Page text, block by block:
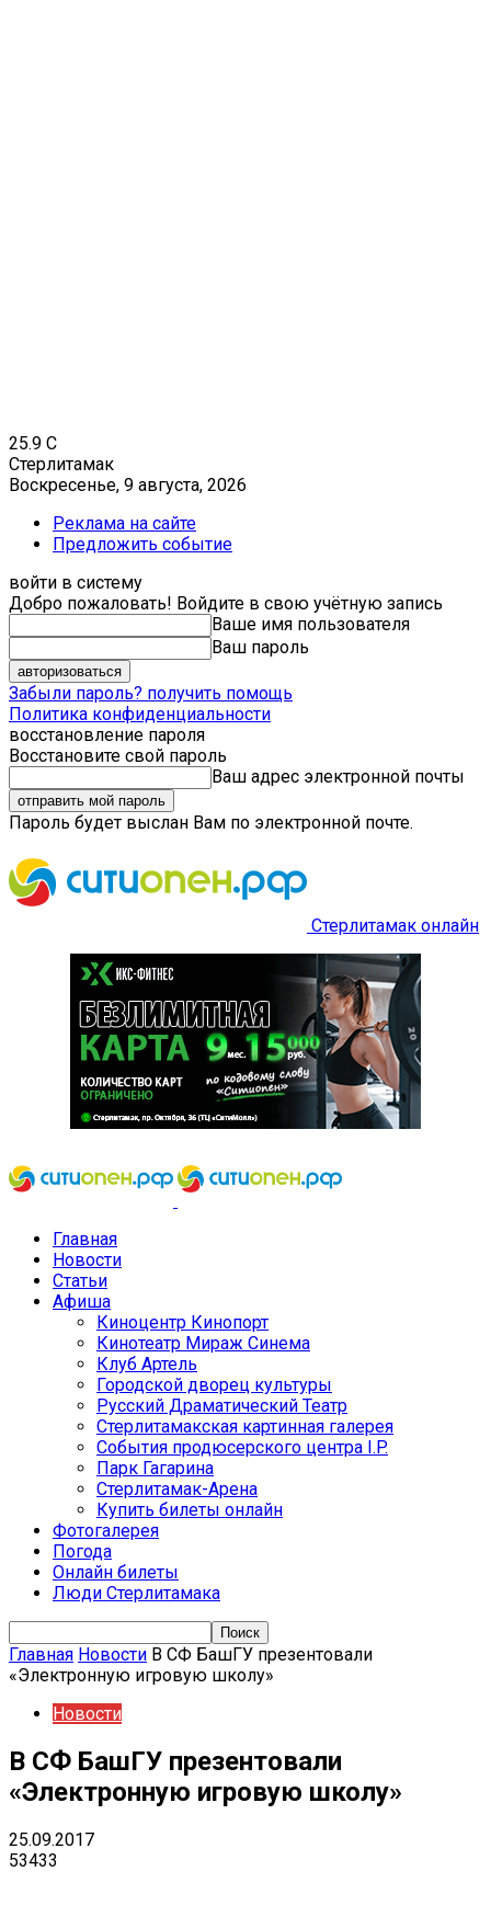
25.9 C
Стерлитамак
Воскресенье, 9 августа, 2026
Реклама на сайте
Предложить событие
войти в систему
Добро пожаловать! Войдите в свою учётную запись
Ваше имя пользователя
Ваш пароль
Забыли пароль? получить помощь
Политика конфиденциальности
восстановление пароля
Восстановите свой пароль
Ваш адрес электронной почты
Пароль будет выслан Вам по электронной почте.
Стерлитамак онлайн
Главная
Новости
Статьи
Афиша
Киноцентр Кинопорт
Кинотеатр Мираж Синема
Клуб Артель
Городской дворец культуры
Русский Драматический Театр
Стерлитамакская картинная галерея
События продюсерского центра I.P.
Парк Гагарина
Стерлитамак-Арена
Купить билеты онлайн
Фотогалерея
Погода
Онлайн билеты
Люди Стерлитамака
Главная Новости В СФ БашГУ презентовали
«Электронную игровую школу»
Новости
В СФ БашГУ презентовали
«Электронную игровую школу»
25.09.2017
53433